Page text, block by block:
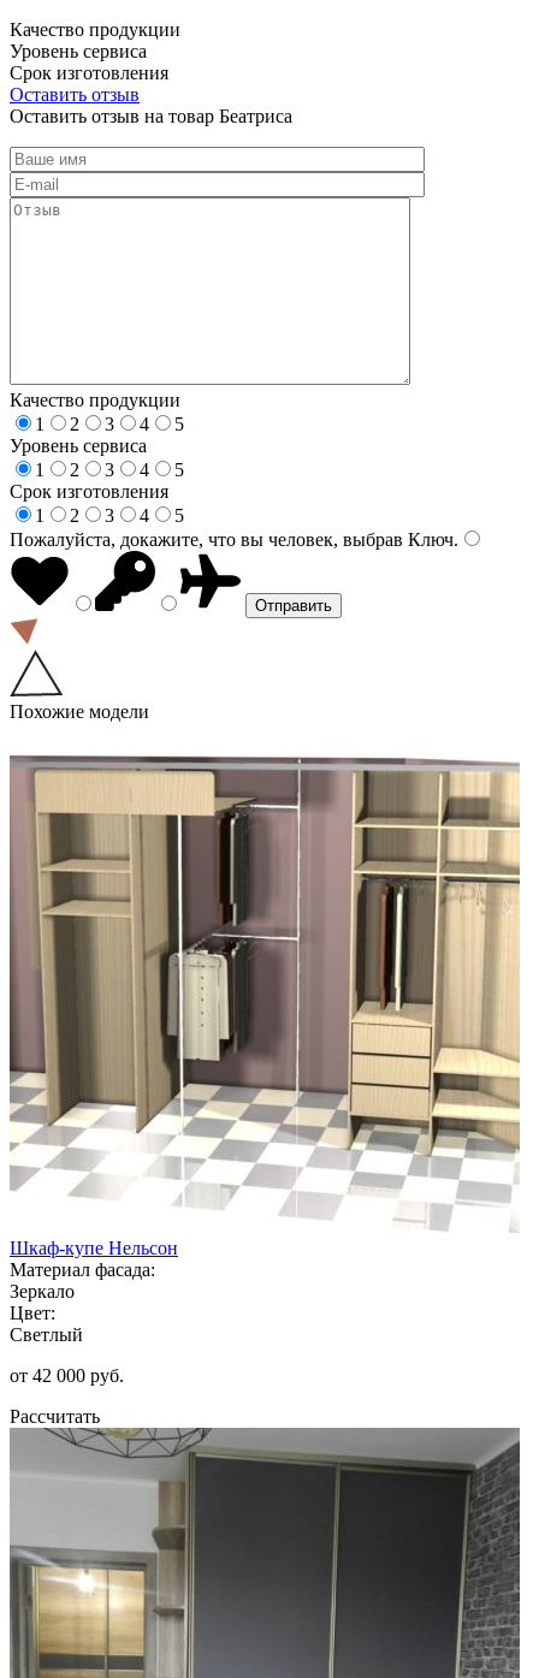
Качество продукции
Уровень сервиса
Срок изготовления
Оставить отзыв
Оставить отзыв на товар Беатриса
Качество продукции
1
2 3 4
5
Уровень сервиса
1
2 3 4
5
Срок изготовления
1
2 3 4
5
Пожалуйста, докажите, что вы человек, выбрав Ключ.
Похожие модели
Шкаф-купе Нельсон
Материал фасада:
Зеркало
Цвет:
Светлый
от 42 000 руб.
Рассчитать